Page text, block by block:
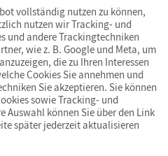
BarrierefreiheitCookies & Co.
vollständig nutzen zu können,
nutzen wir Tracking- und
und andere Trackingtechniken
wie z. B. Google und Meta, um
die zu Ihren Interessen
Cookies Sie annehmen und
Sie akzeptieren. Sie können
sowie Tracking- und
Auswahl können Sie über den Link
später jederzeit aktualisieren